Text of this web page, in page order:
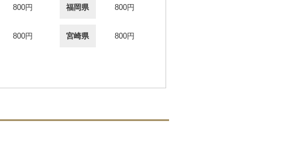
800円 福岡県 800円
800円 宮崎県 800円